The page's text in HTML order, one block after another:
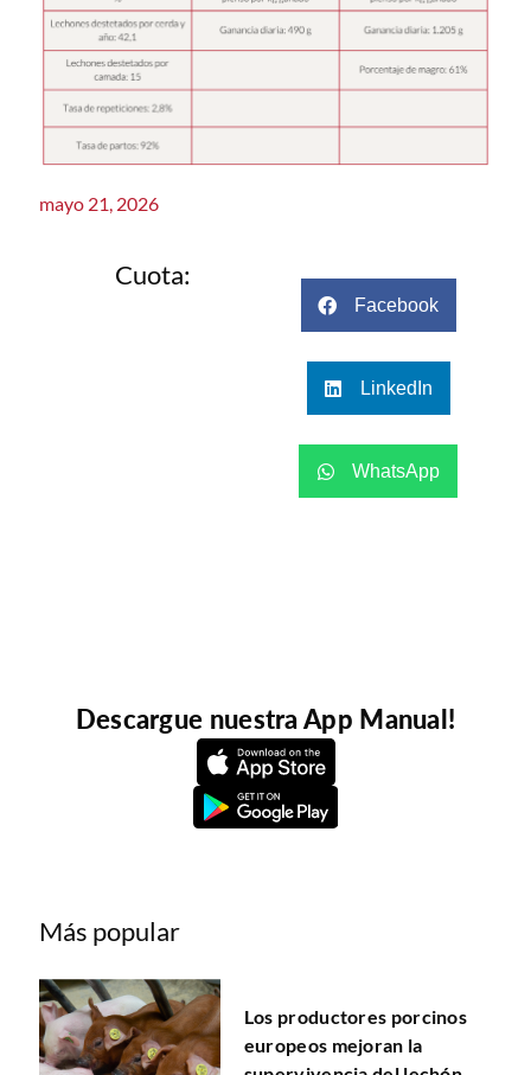
mayo 21, 2026
Cuota:
Facebook
LinkedIn
WhatsApp
Descargue nuestra App Manual!
Más popular
Los productores porcinos
europeos mejoran la